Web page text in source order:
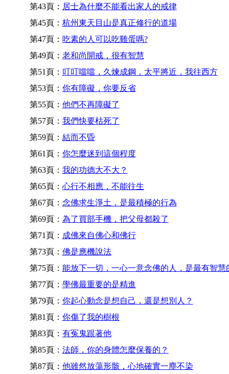
第43頁： 居士為什麼不能看出家人的戒律
第45頁： 杭州東天目山是真正修行的道場
第47頁： 吃素的人可以吃雞蛋嗎?
第49頁： 老和尚開戒，很有智慧
第51頁： 叮叮噹噹，久煉成鋼，太平將近，我往西方
第53頁： 你有障礙，你要反省
第55頁： 他們不再障礙了
第57頁： 我們快要枯死了
第59頁： 結而不昏
第61頁： 你怎麼迷到這個程度
第63頁： 我的功德大不大？
第65頁： 心行不相應，不能往生
第67頁： 念佛求生淨土，是最積極的行為
第69頁： 為了買部手機，把父母都殺了
第71頁： 成佛來自佛心和佛行
第73頁： 佛是應機說法
第75頁： 能放下一切，一心一意念佛的人，是最有智慧
第77頁： 學佛最重要的是精進
第79頁： 你起心動念是想自己，還是想別人？
第81頁： 你傷了我的樹根
第83頁： 有冤鬼跟著他
第85頁： 法師，你的身體怎麼保養的？
第87頁： 他雖然放蕩形骸，心地確實一塵不染